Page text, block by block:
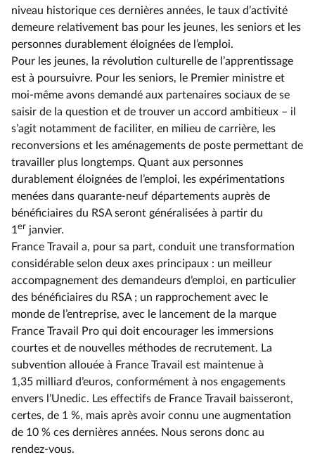
niveau historique ces dernières années, le taux d’activité
demeure relativement bas pour les jeunes, les seniors et les
personnes durablement éloignées de l’emploi.
Pour les jeunes, la révolution culturelle de l’apprentissage
est à poursuivre. Pour les seniors, le Premier ministre et
moi-même avons demandé aux partenaires sociaux de se
saisir de la question et de trouver un accord ambitieux –⁠ il
s’agit notamment de faciliter, en milieu de carrière, les
reconversions et les aménagements de poste permettant de
travailler plus longtemps. Quant aux personnes
durablement éloignées de l’emploi, les expérimentations
menées dans quarante-neuf départements auprès de
bénéficiaires du RSA seront généralisées à partir du
1 er janvier.
France Travail a, pour sa part, conduit une transformation
considérable selon deux axes principaux : un meilleur
accompagnement des demandeurs d’emploi, en particulier
des bénéficiaires du RSA ; un rapprochement avec le
monde de l’entreprise, avec le lancement de la marque
France Travail Pro qui doit encourager les immersions
courtes et de nouvelles méthodes de recrutement. La
subvention allouée à France Travail est maintenue à
1,35 milliard d’euros, conformément à nos engagements
envers l’Unedic. Les effectifs de France Travail baisseront,
certes, de 1 %, mais après avoir connu une augmentation
de 10 % ces dernières années. Nous serons donc au
rendez-vous.